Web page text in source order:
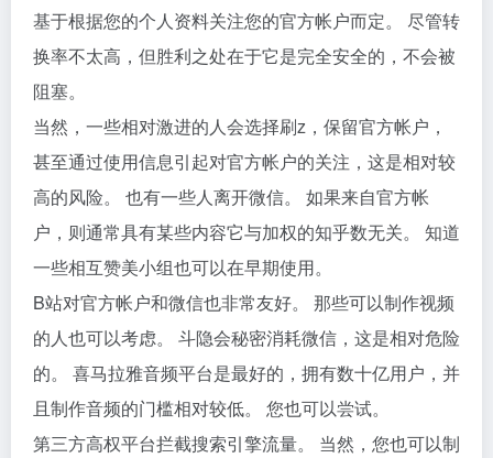
基于根据您的个人资料关注您的官方帐户而定。 尽管转
换率不太高，但胜利之处在于它是完全安全的，不会被
阻塞。
当然，一些相对激进的人会选择刷z，保留官方帐户，
甚至通过使用信息引起对官方帐户的关注，这是相对较
高的风险。 也有一些人离开微信。 如果来自官方帐
户，则通常具有某些内容它与加权的知乎数无关。 知道
一些相互赞美小组也可以在早期使用。
B站对官方帐户和微信也非常友好。 那些可以制作视频
的人也可以考虑。 斗隐会秘密消耗微信，这是相对危险
的。 喜马拉雅音频平台是最好的，拥有数十亿用户，并
且制作音频的门槛相对较低。 您也可以尝试。
第三方高权平台拦截搜索引擎流量。 当然，您也可以制